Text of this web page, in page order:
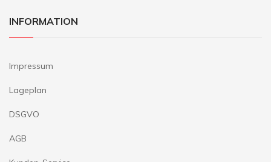
INFORMATION
Impressum
Lageplan
DSGVO
AGB